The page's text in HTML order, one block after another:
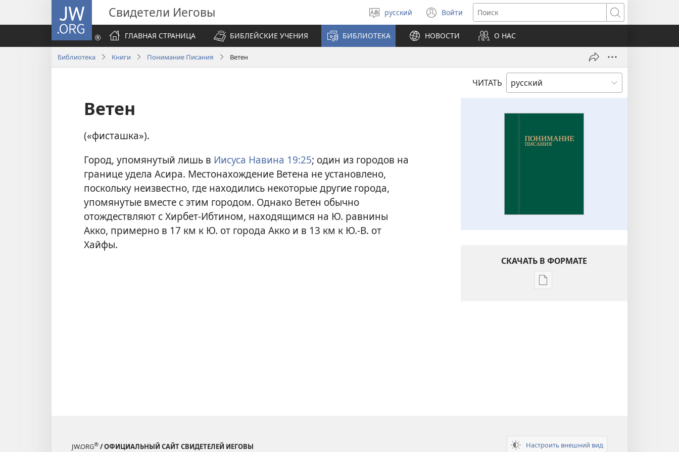
JW.ORG Свидетели Иеговы
Выберите
язык
русский Войти
(открывается
в
новом
окне)
Поиск
ГЛАВНАЯ СТРАНИЦА
БИБЛЕЙСКИЕ УЧЕНИЯ БИБЛИОТЕКА НОВОСТИ О НАС
Библиотека Книги Понимание Писания Ветен
ЧИТАТЬ
Ветен
(«фисташка»).
Город, упомянутый лишь в Иисуса Навина 19:25; один из городов на
границе удела Асира. Местонахождение Ветена не установлено,
поскольку неизвестно, где находились некоторые другие города,
упомянутые вместе с этим городом. Однако Ветен обычно
отождествляют с Хирбет-Ибтином, находящимся на Ю. равнины
Акко, примерно в 17 км к Ю. от города Акко и в 13 км к Ю.-В. от
Хайфы.
СКАЧАТЬ В ФОРМАТЕ
Варианты
JW.ORG® / ОФИЦИАЛЬНЫЙ САЙТ СВИДЕТЕЛЕЙ ИЕГОВЫ Настроить внешний вид